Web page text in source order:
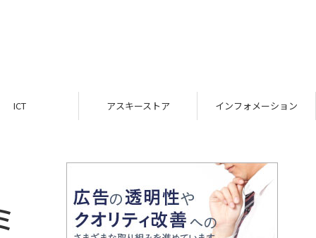
ICT アスキーストア インフォメーション